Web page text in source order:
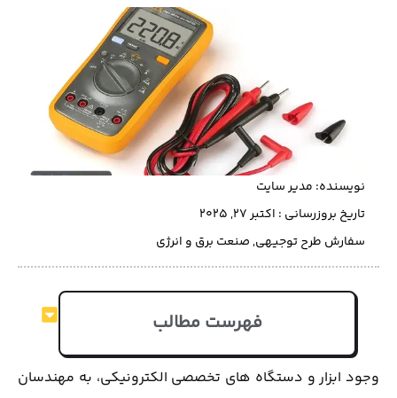
نویسنده: مدیر سایت
تاریخ بروزرسانی : اکتبر 27, 2025
سفارش طرح توجیهی,صنعت برق و انرژی
فهرست مطالب
وجود ابزار و دستگاه های تخصصی الکترونیکی، به مهندسان